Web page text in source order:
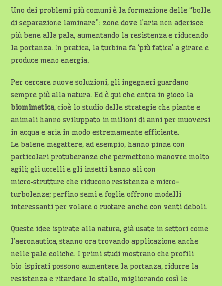
Uno dei problemi più comuni è la formazione delle “bolle
di separazione laminare”: zone dove l’aria non aderisce
più bene alla pala, aumentando la resistenza e riducendo
la portanza. In pratica, la turbina fa ‘più fatica’ a girare e
produce meno energia.
Per cercare nuove soluzioni, gli ingegneri guardano
sempre più alla natura. Ed è qui che entra in gioco la
biomimetica, cioè lo studio delle strategie che piante e
animali hanno sviluppato in milioni di anni per muoversi
in acqua e aria in modo estremamente efficiente.
Le balene megattere, ad esempio, hanno pinne con
particolari protuberanze che permettono manovre molto
agili; gli uccelli e gli insetti hanno ali con
micro‑strutture che riducono resistenza e micro-
turbolenze; perfino semi e foglie offrono modelli
interessanti per volare o ruotare anche con venti deboli.
Queste idee ispirate alla natura, già usate in settori come
l’aeronautica, stanno ora trovando applicazione anche
nelle pale eoliche. I primi studi mostrano che profili
bio‑ispirati possono aumentare la portanza, ridurre la
resistenza e ritardare lo stallo, migliorando così le